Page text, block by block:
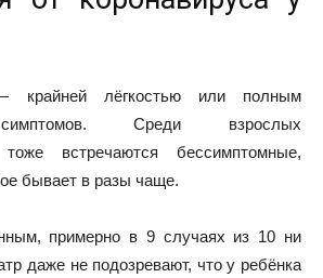
крайней лёгкостью или полным
Среди взрослых
тоже встречаются бессимптомные,
бывает в разы чаще.
, примерно в 9 случаях из 10 ни
даже не подозревают, что у ребёнка